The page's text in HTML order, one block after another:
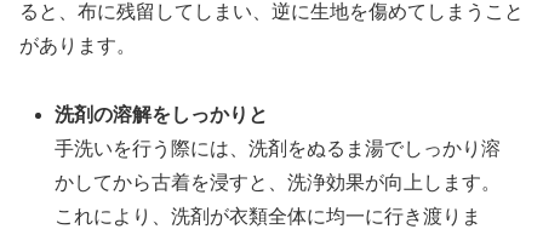
ると、布に残留してしまい、逆に生地を傷めてしまうこと
があります。
洗剤の溶解をしっかりと
手洗いを行う際には、洗剤をぬるま湯でしっかり溶
かしてから古着を浸すと、洗浄効果が向上します。
これにより、洗剤が衣類全体に均一に行き渡りま